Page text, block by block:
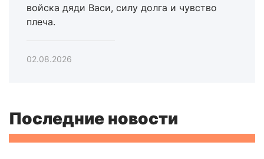
войска дяди Васи, силу долга и чувство
плеча.
02.08.2026
Последние новости